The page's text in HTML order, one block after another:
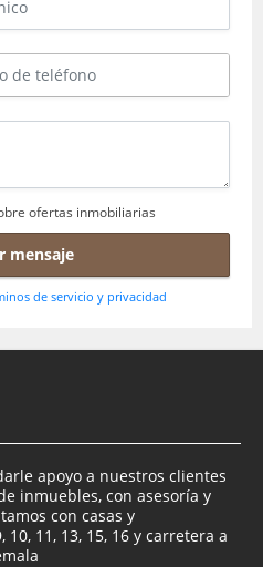
ofertas inmobiliarias
mensaje
de servicio y privacidad
apoyo a nuestros clientes
inmuebles, con asesoría y
con casas y
11, 13, 15, 16 y carretera a